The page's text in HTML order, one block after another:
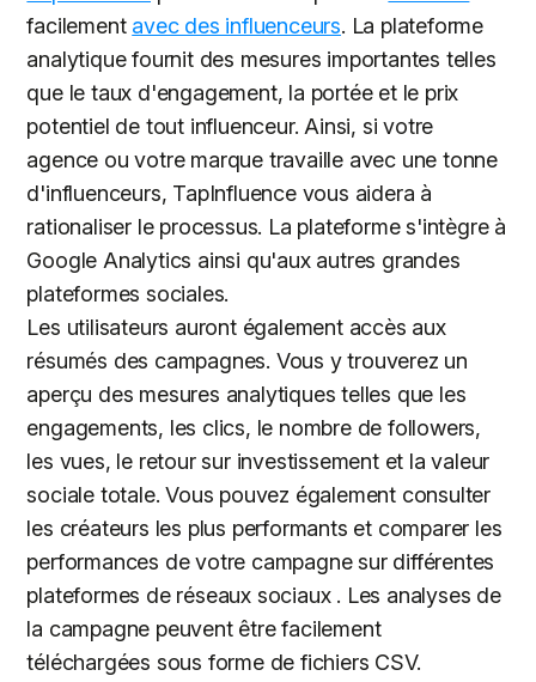
facilement avec des influenceurs. La plateforme
analytique fournit des mesures importantes telles
que le taux d'engagement, la portée et le prix
potentiel de tout influenceur. Ainsi, si votre
agence ou votre marque travaille avec une tonne
d'influenceurs, TapInfluence vous aidera à
rationaliser le processus. La plateforme s'intègre à
Google Analytics ainsi qu'aux autres grandes
plateformes sociales.
Les utilisateurs auront également accès aux
résumés des campagnes. Vous y trouverez un
aperçu des mesures analytiques telles que les
engagements, les clics, le nombre de followers,
les vues, le retour sur investissement et la valeur
sociale totale. Vous pouvez également consulter
les créateurs les plus performants et comparer les
performances de votre campagne sur différentes
plateformes de réseaux sociaux . Les analyses de
la campagne peuvent être facilement
téléchargées sous forme de fichiers CSV.